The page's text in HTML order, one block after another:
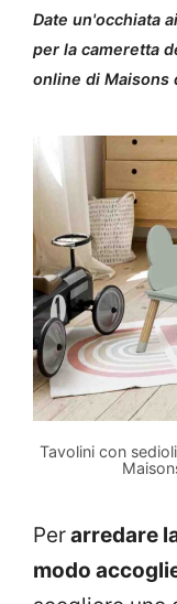
Date un'occhiata
per la cameretta
online di Maisons
Tavolini con
Perarredare
modo